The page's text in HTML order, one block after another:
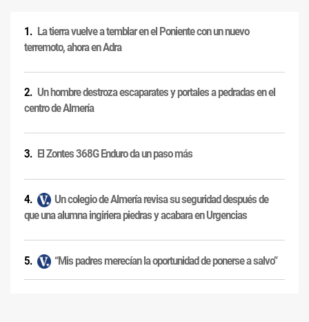
La tierra vuelve a temblar en el Poniente con un nuevo
terremoto, ahora en Adra
Un hombre destroza escaparates y portales a pedradas en el
centro de Almería
El Zontes 368G Enduro da un paso más
Un colegio de Almería revisa su seguridad después de
que una alumna ingiriera piedras y acabara en Urgencias
“Mis padres merecían la oportunidad de ponerse a salvo”